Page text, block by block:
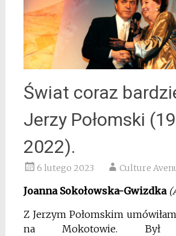
Świat coraz
Jerzy Połomski
2022).
6 lutego 2023 Culture
Joanna Sokołowska-Gwizdka
Z Jerzym Połomskim
na Mokotowie. Był